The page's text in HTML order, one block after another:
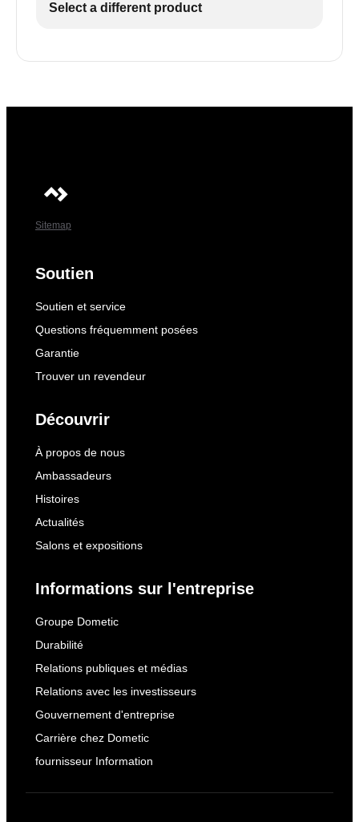
Select a different product
Sitemap
Soutien
Soutien et service
Questions fréquemment posées
Garantie
Trouver un revendeur
Découvrir
À propos de nous
Ambassadeurs
Histoires
Actualités
Salons et expositions
Informations sur l'entreprise
Groupe Dometic
Durabilité
Relations publiques et médias
Relations avec les investisseurs
Gouvernement d'entreprise
Carrière chez Dometic
fournisseur Information